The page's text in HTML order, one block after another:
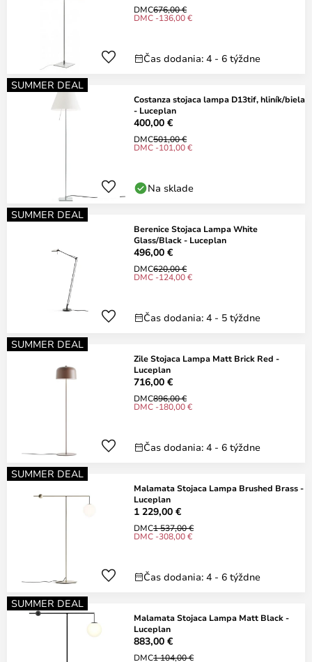
DMC676,00 €
DMC -136,00 €
Čas dodania: 4 - 6 týždne
SUMMER DEAL
Costanza stojaca lampa D13tif, hliník/biela
- Luceplan
400,00 €
DMC501,00 €
DMC -101,00 €
Na sklade
SUMMER DEAL
Berenice Stojaca Lampa White
Glass/Black - Luceplan
496,00 €
DMC620,00 €
DMC -124,00 €
Čas dodania: 4 - 5 týždne
SUMMER DEAL
Zile Stojaca Lampa Matt Brick Red -
Luceplan
716,00 €
DMC896,00 €
DMC -180,00 €
Čas dodania: 4 - 6 týždne
SUMMER DEAL
Malamata Stojaca Lampa Brushed Brass -
Luceplan
1 229,00 €
DMC1 537,00 €
DMC -308,00 €
Čas dodania: 4 - 6 týždne
SUMMER DEAL
Malamata Stojaca Lampa Matt Black -
Luceplan
883,00 €
DMC1 104,00 €